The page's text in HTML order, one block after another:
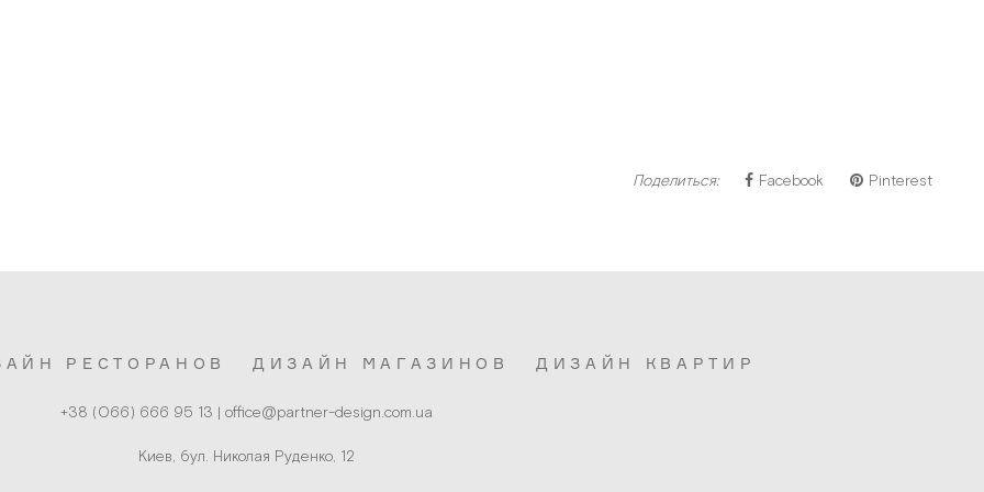
Поделиться: Facebook Pinterest
РЕСТОРАНОВ ДИЗАЙН МАГАЗИНОВ ДИЗАЙН КВАРТИР
Киев, бул. Николая Руденко, 12